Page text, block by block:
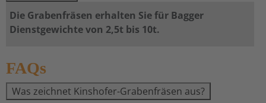
Die Grabenfräsen erhalten Sie für Bagger
Dienstgewichte von 2,5t bis 10t.
FAQs
Was zeichnet Kinshofer-Grabenfräsen aus?